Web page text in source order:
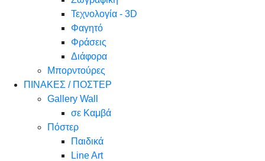
Τεχνολογία - 3D
Φαγητό
Φράσεις
Διάφορα
Μπορντούρες
ΠΙΝΑΚΕΣ / ΠΟΣΤΕΡ
Gallery Wall
σε Καμβά
Πόστερ
Παιδικά
Line Art